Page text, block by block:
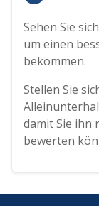
Sehen Sie
um einen
bekommen.
Stellen Sie
damit Sie ihn
bewerten